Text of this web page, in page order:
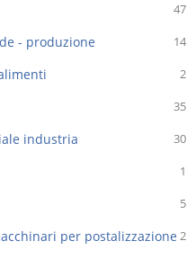
47
14
- produzione
2
35
30
industria
1
5
2
per postalizzazione